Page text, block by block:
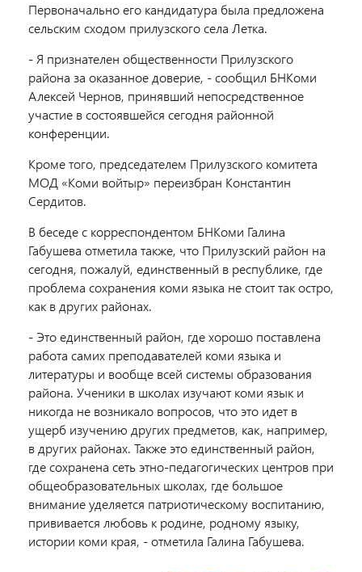
Первоначально его кандидатура была предложена
сельским сходом прилузского села Летка.
- Я признателен общественности Прилузского
района за оказанное доверие, - сообщил БНКоми
Алексей Чернов, принявший непосредственное
участие в состоявшейся сегодня районной
конференции.
Кроме того, председателем Прилузского комитета
МОД «Коми войтыр» переизбран Константин
Сердитов.
В беседе с корреспондентом БНКоми Галина
Габушева отметила также, что Прилузский район на
сегодня, пожалуй, единственный в республике, где
проблема сохранения коми языка не стоит так остро,
как в других районах.
- Это единственный район, где хорошо поставлена
работа самих преподавателей коми языка и
литературы и вообще всей системы образования
района. Ученики в школах изучают коми язык и
никогда не возникало вопросов, что это идет в
ущерб изучению других предметов, как, например,
в других районах. Также это единственный район,
где сохранена сеть этно-педагогических центров при
общеобразовательных школах, где большое
внимание уделяется патриотическому воспитанию,
прививается любовь к родине, родному языку,
истории коми края, - отметила Галина Габушева.